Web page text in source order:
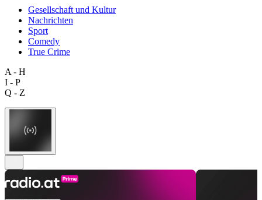
Gesellschaft und Kultur
Nachrichten
Sport
Comedy
True Crime
A - H
I - P
Q - Z